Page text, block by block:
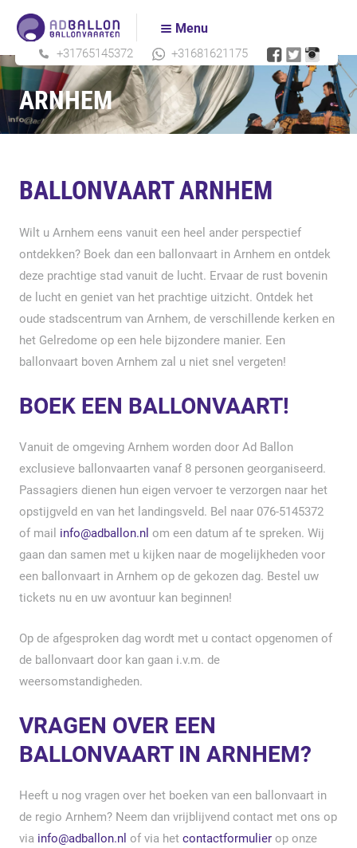
Home
Over ons
Ballonvaarten
Tickets bestellen
Prijzen
Actueel
Contact
Menu
+31765145372 +31681621175
ARNHEM
BALLONVAART ARNHEM
Wilt u Arnhem eens vanuit een heel ander perspectief
ontdekken? Boek dan een ballonvaart in Arnhem en ontdek
deze prachtige stad vanuit de lucht. Ervaar de rust bovenin
de lucht en geniet van het prachtige uitzicht. Ontdek het
oude stadscentrum van Arnhem, de verschillende kerken en
het Gelredome op een hele bijzondere manier. Een
ballonvaart boven Arnhem zal u niet snel vergeten!
BOEK EEN BALLONVAART!
Vanuit de omgeving Arnhem worden door Ad Ballon
exclusieve ballonvaarten vanaf 8 personen georganiseerd.
Passagiers dienen hun eigen vervoer te verzorgen naar het
opstijgveld en van het landingsveld. Bel naar 076-5145372
of mail info@adballon.nl om een datum af te spreken. Wij
gaan dan samen met u kijken naar de mogelijkheden voor
een ballonvaart in Arnhem op de gekozen dag. Bestel uw
tickets nu en uw avontuur kan beginnen!
Op de afgesproken dag wordt met u contact opgenomen of
de ballonvaart door kan gaan i.v.m. de
weersomstandigheden.
VRAGEN OVER EEN
BALLONVAART IN ARNHEM?
Heeft u nog vragen over het boeken van een ballonvaart in
de regio Arnhem? Neem dan vrijblijvend contact met ons op
via info@adballon.nl of via het contactformulier op onze